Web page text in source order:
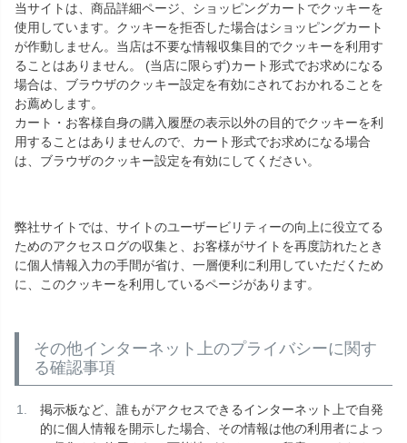
当サイトは、商品詳細ページ、ショッピングカートでクッキーを
使用しています。クッキーを拒否した場合はショッピングカート
が作動しません。当店は不要な情報収集目的でクッキーを利用す
ることはありません。 (当店に限らず)カート形式でお求めになる
場合は、ブラウザのクッキー設定を有効にされておかれることを
お薦めします。
カート・お客様自身の購入履歴の表示以外の目的でクッキーを利
用することはありませんので、カート形式でお求めになる場合
は、ブラウザのクッキー設定を有効にしてください。
弊社サイトでは、サイトのユーザービリティーの向上に役立てる
ためのアクセスログの収集と、お客様がサイトを再度訪れたとき
に個人情報入力の手間が省け、一層便利に利用していただくため
に、このクッキーを利用しているページがあります。
その他インターネット上のプライバシーに関す
る確認事項
掲示板など、誰もがアクセスできるインターネット上で自発
的に個人情報を開示した場合、その情報は他の利用者によっ